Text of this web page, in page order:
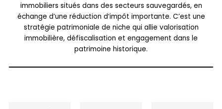
immobiliers situés dans des secteurs sauvegardés, en
échange d’une réduction d’impôt importante. C’est une
stratégie patrimoniale de niche qui allie valorisation
immobilière, défiscalisation et engagement dans le
patrimoine historique.